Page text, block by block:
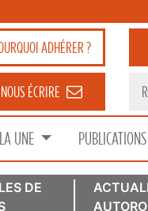
ADHÉRER ?
NOUS ÉCRIRE
UNE PUBLICATIONS
DE